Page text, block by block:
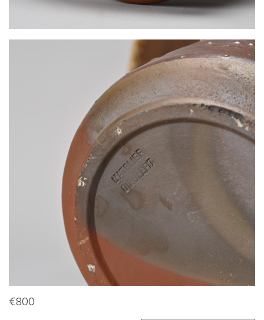
€800